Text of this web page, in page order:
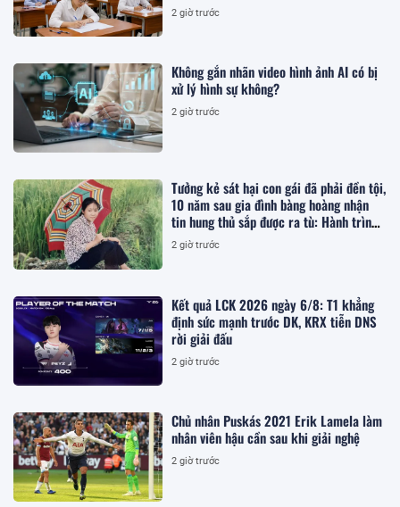
2 giờ trước
Không gắn nhãn video hình ảnh AI có bị
xử lý hình sự không?
2 giờ trước
Tưởng kẻ sát hại con gái đã phải đền tội,
10 năm sau gia đình bàng hoàng nhận
tin hung thủ sắp được ra tù: Hành trình
theo đuổi đơn khiếu nại suốt 16 năm
2 giờ trước
Kết quả LCK 2026 ngày 6/8: T1 khẳng
định sức mạnh trước DK, KRX tiễn DNS
rời giải đấu
2 giờ trước
Chủ nhân Puskás 2021 Erik Lamela làm
nhân viên hậu cần sau khi giải nghệ
2 giờ trước